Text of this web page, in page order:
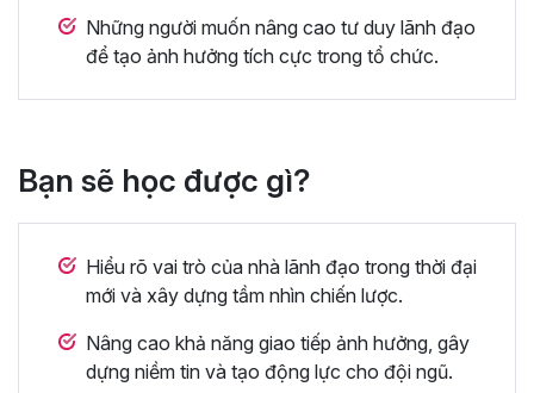
Những người muốn nâng cao tư duy lãnh đạo
để tạo ảnh hưởng tích cực trong tổ chức.
Bạn sẽ học được gì?
Hiểu rõ vai trò của nhà lãnh đạo trong thời đại
mới và xây dựng tầm nhìn chiến lược.
Nâng cao khả năng giao tiếp ảnh hưởng, gây
dựng niềm tin và tạo động lực cho đội ngũ.